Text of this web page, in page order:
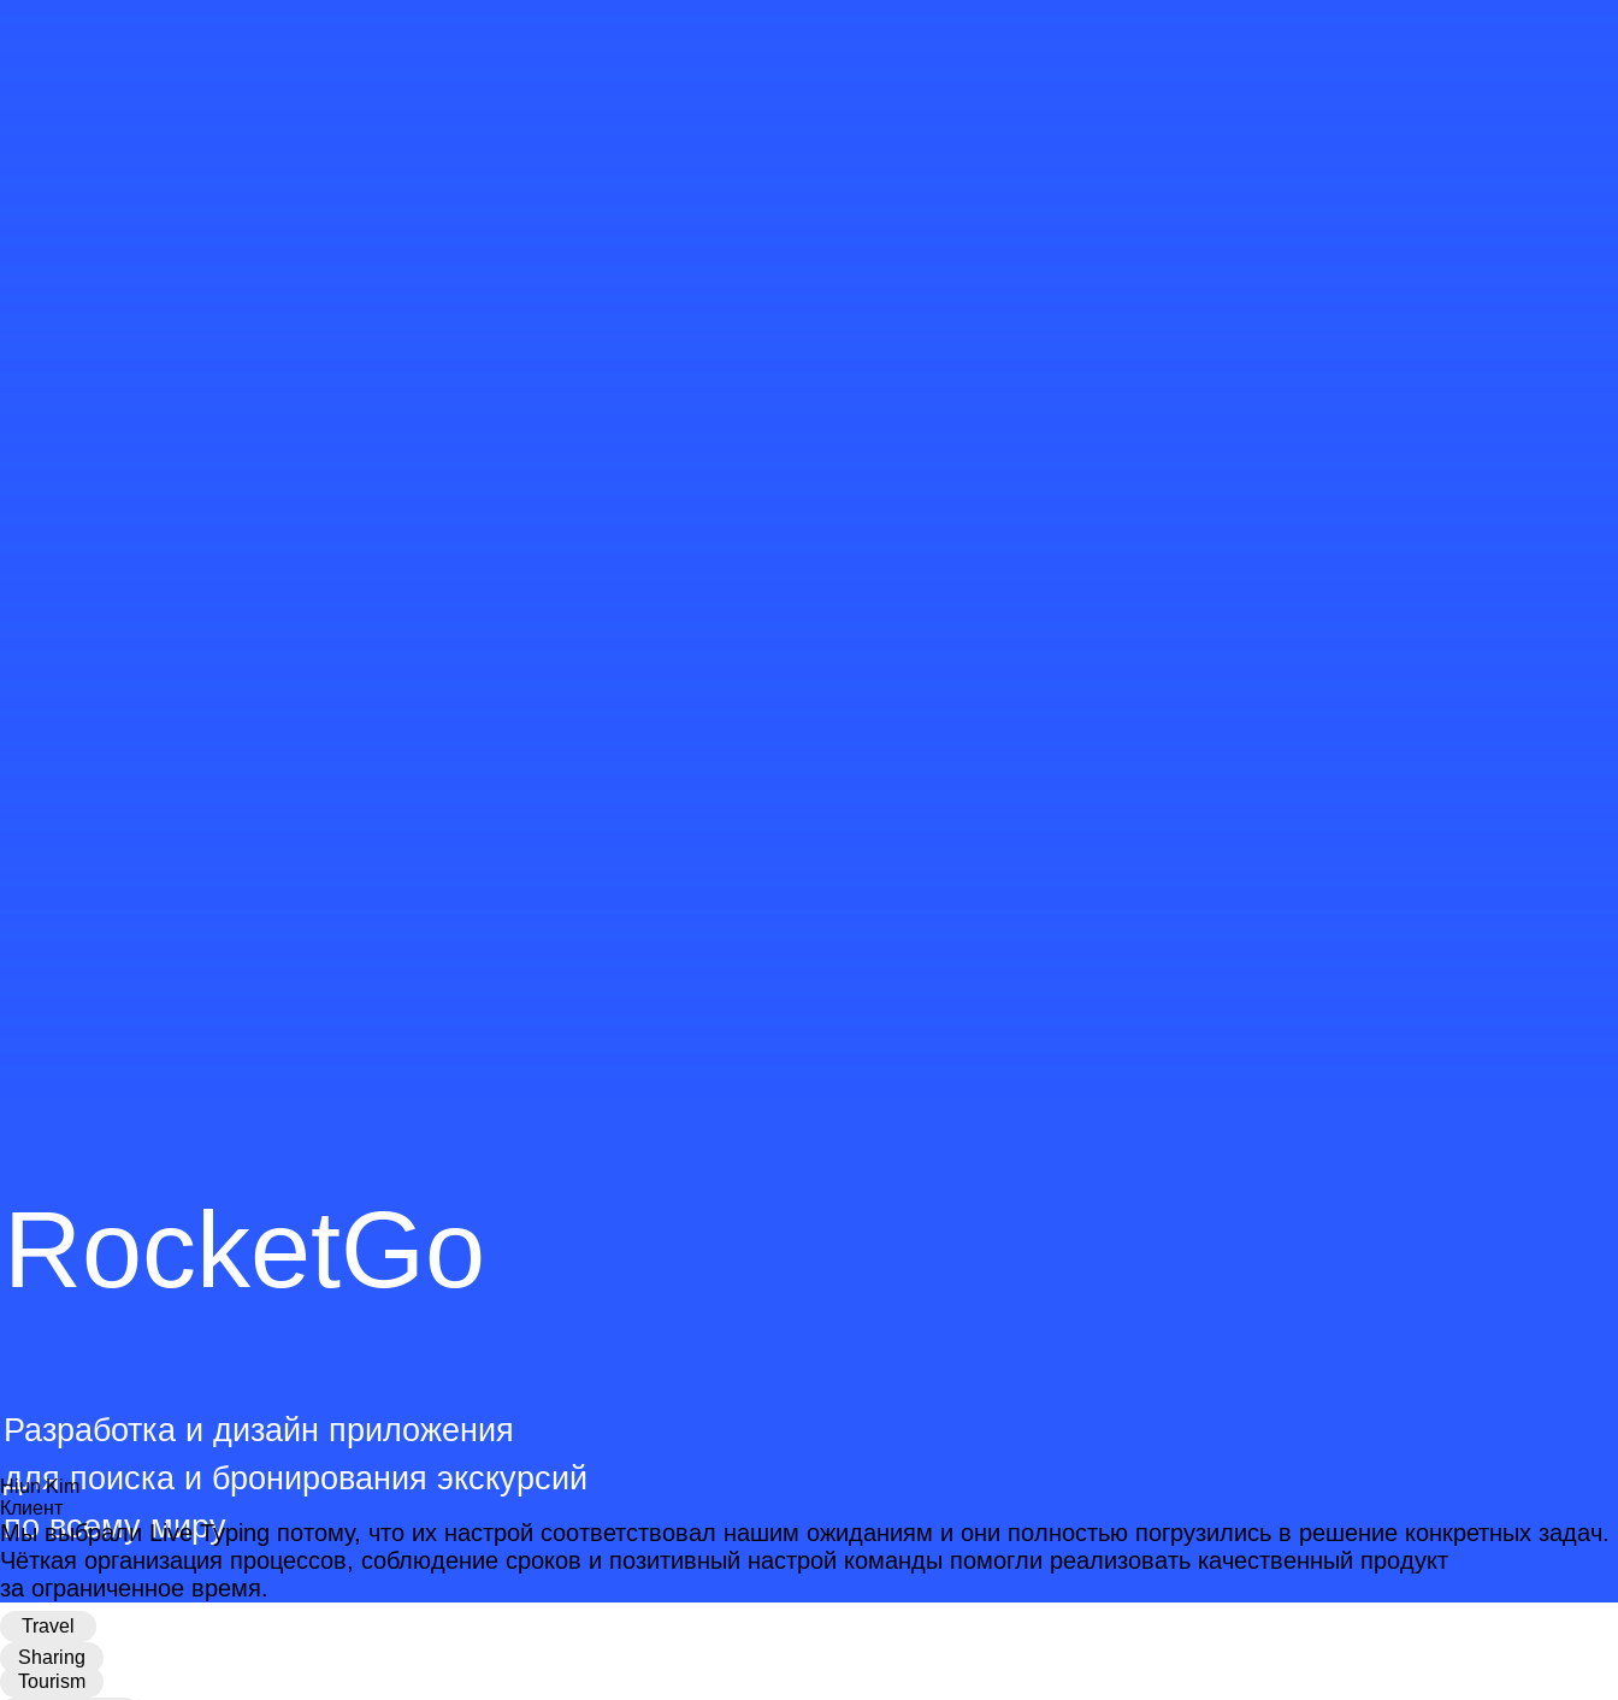
RocketGo
Разработка и дизайн приложения
для поиска и бронирования экскурсий
по всему миру
Travel
Sharing
Tourism
Hiun Kim
Клиент
Мы выбрали Live Typing потому, что их настрой соответствовал нашим ожиданиям и они полностью погрузились в решение конкретных задач.
Чёткая организация процессов, соблюдение сроков и позитивный настрой команды помогли реализовать качественный продукт
за ограниченное время.